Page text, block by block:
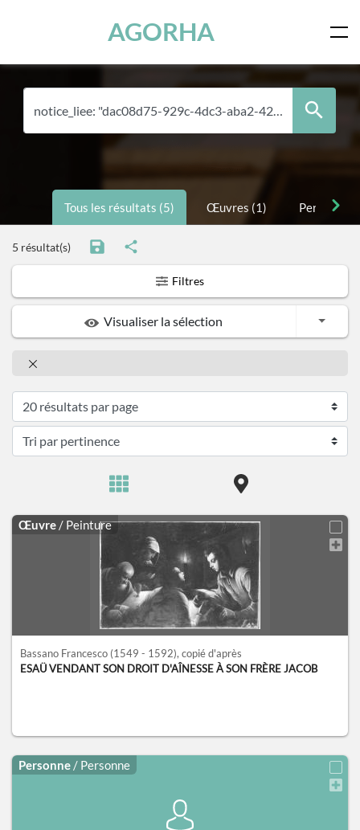
AGORHA
Tous les résultats (5) Œuvres (1) Personnes
5 résultat(s)
Filtres
Visualiser la sélection Toggle
Œuvre / Peinture
Bassano Francesco (1549 - 1592), copié d'après
ESAÜ VENDANT SON DROIT D'AÎNESSE À SON FRÈRE JACOB
Personne / Personne